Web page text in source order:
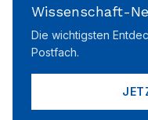
Wissenschaft-
Die wichtigsten
Postfach.